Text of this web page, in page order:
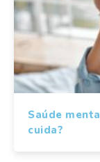
Saúde
cuida?